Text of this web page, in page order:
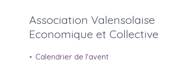
Association Valensolaise
Economique et Collective
Calendrier de l'avent